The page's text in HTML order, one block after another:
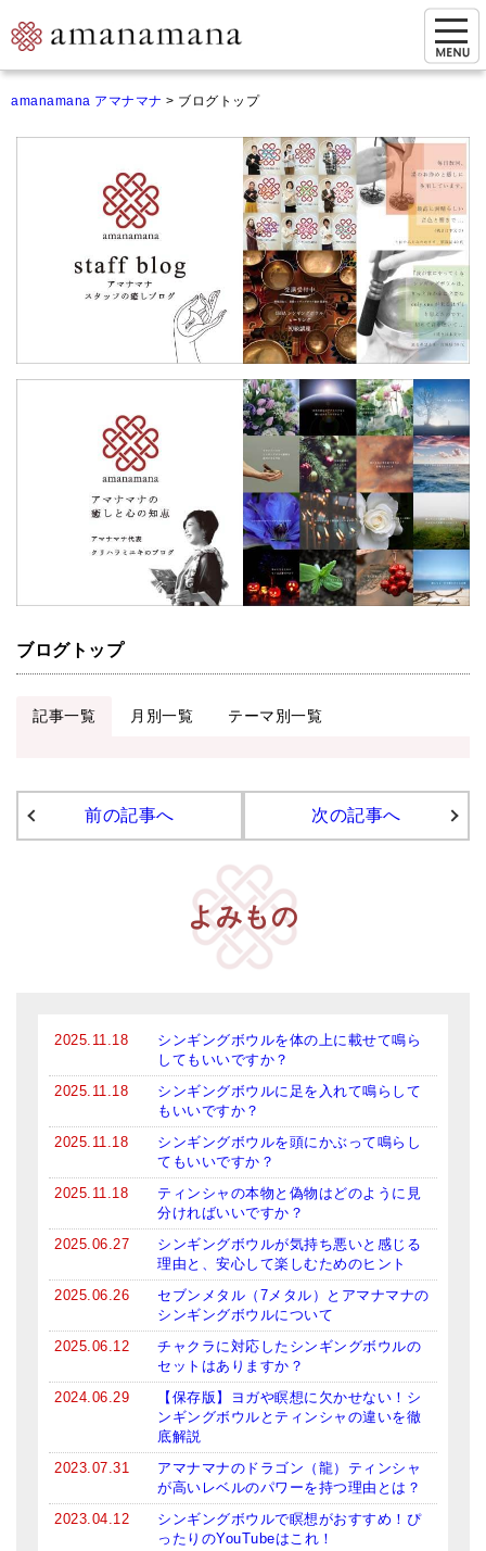
マイページ
ご来店予約（実店舗）
ご来店&購入
オンライン相談&購入
シンギングボウル講座
カートを見る
アマナマナのシンギングボウル
チベット・シンギングボウル
● マンダラ彫（黒・渋金）
プレミアム・ティンシャ（L・M）
ベーシック・ティンシャ（4種）
チベット・真マントラ香
お香定期購入（ラクとくサブスク）
チベット高僧のオラクルカード
ベル＆ドルジェ
シンギングボウル入門本・CD
神々とつながるジュエリー
ヒーリング・マンダラポスター
ロゴステッカー・ポストカード各種
亡命チベット人尼僧のお守り・チャーム
チベット・マントラ・ヒーリングCD
amanamana アマナマナ > ブログトップ
ブログトップ
記事一覧 月別一覧 テーマ別一覧
前の記事へ 次の記事へ
よみもの
2025.11.18
シンギングボウルを体の上に載せて鳴ら
してもいいですか？
2025.11.18
シンギングボウルに足を入れて鳴らして
もいいですか？
2025.11.18
シンギングボウルを頭にかぶって鳴らし
てもいいですか？
2025.11.18
ティンシャの本物と偽物はどのように見
分ければいいですか？
2025.06.27
シンギングボウルが気持ち悪いと感じる
理由と、安心して楽しむためのヒント
2025.06.26
セブンメタル（7メタル）とアマナマナの
シンギングボウルについて
2025.06.12
チャクラに対応したシンギングボウルの
セットはありますか？
2024.06.29
【保存版】ヨガや瞑想に欠かせない！シ
ンギングボウルとティンシャの違いを徹
底解説
2023.07.31
アマナマナのドラゴン（龍）ティンシャ
が高いレベルのパワーを持つ理由とは？
2023.04.12
シンギングボウルで瞑想がおすすめ！ぴ
ったりのYouTubeはこれ！